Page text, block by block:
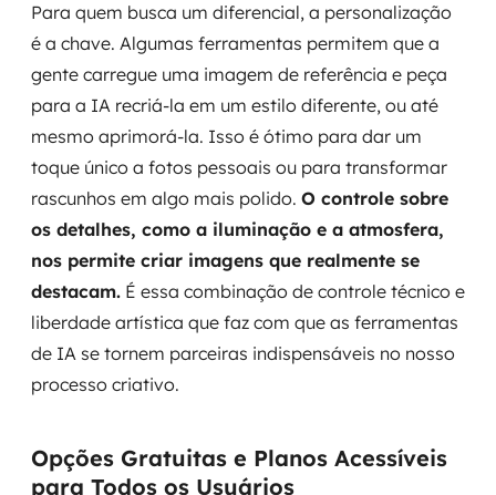
Para quem busca um diferencial, a personalização
é a chave. Algumas ferramentas permitem que a
gente carregue uma imagem de referência e peça
para a IA recriá-la em um estilo diferente, ou até
mesmo aprimorá-la. Isso é ótimo para dar um
toque único a fotos pessoais ou para transformar
rascunhos em algo mais polido. O controle sobre
os detalhes, como a iluminação e a atmosfera,
nos permite criar imagens que realmente se
destacam. É essa combinação de controle técnico e
liberdade artística que faz com que as ferramentas
de IA se tornem parceiras indispensáveis no nosso
processo criativo.
Opções Gratuitas e Planos Acessíveis
para Todos os Usuários